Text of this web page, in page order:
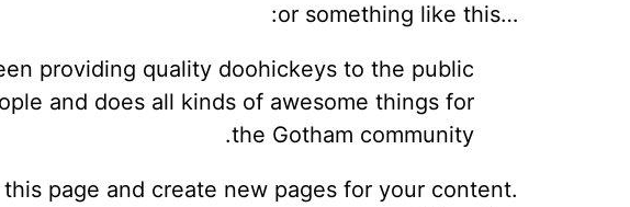
…or something like this:
providing quality doohickeys to the public
and does all kinds of awesome things for
the Gotham community.
page and create new pages for your content.